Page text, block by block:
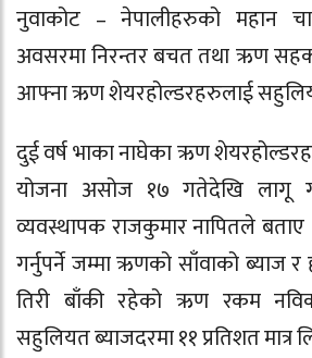
नुवाकोट – नेपालीहरुको महान
अवसरमा निरन्तर बचत तथा ऋण
आफ्ना ऋण शेयरहोल्डरहरुलाई
दुई वर्ष भाका नाघेका ऋण
योजना असोज १७ गतेदेखि लागू
व्यवस्थापक राजकुमार नापितले बताए
गर्नुपर्ने जम्मा ऋणको साँवाको ब्याज र
तिरी बाँकी रहेको ऋण रकम
सहुलियत ब्याजदरमा ११ प्रतिशत मात्र